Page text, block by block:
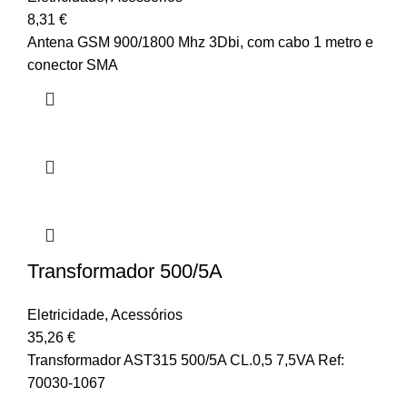
8,31 €
Antena GSM 900/1800 Mhz 3Dbi, com cabo 1 metro e
conector SMA
Transformador 500/5A
Eletricidade, Acessórios
35,26 €
Transformador AST315 500/5A CL.0,5 7,5VA Ref:
70030-1067